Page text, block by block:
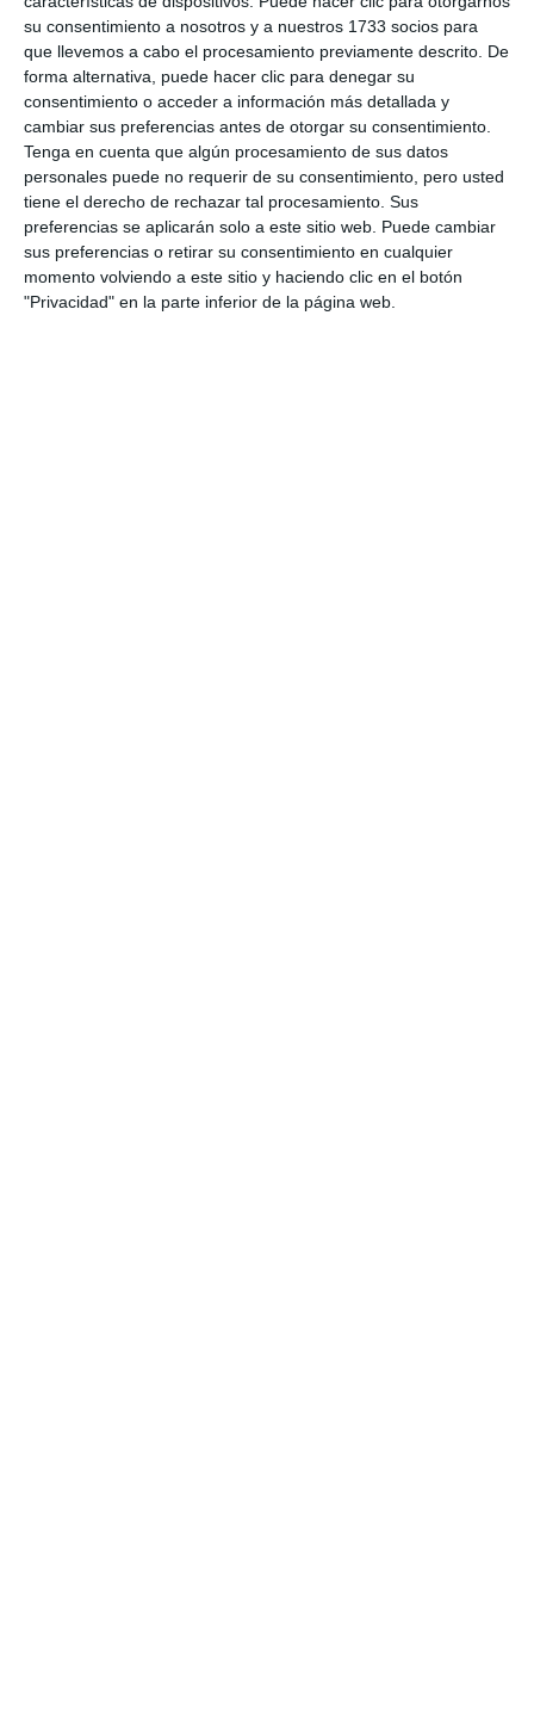
su consentimiento a nosotros y a nuestros 1733 socios para
que llevemos a cabo el procesamiento previamente descrito. De
forma alternativa, puede hacer clic para denegar su
consentimiento o acceder a información más detallada y
cambiar sus preferencias antes de otorgar su consentimiento.
Tenga en cuenta que algún procesamiento de sus datos
personales puede no requerir de su consentimiento, pero usted
tiene el derecho de rechazar tal procesamiento. Sus
preferencias se aplicarán solo a este sitio web. Puede cambiar
sus preferencias o retirar su consentimiento en cualquier
momento volviendo a este sitio y haciendo clic en el botón
"Privacidad" en la parte inferior de la página web.